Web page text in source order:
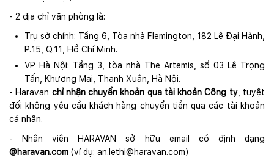
- 2 địa chỉ văn phòng là:
Trụ sở chính: Tầng 6, Tòa nhà Flemington, 182 Lê Đại Hành,
P.15, Q.11, Hồ Chí Minh.
VP Hà Nội: Tầng 3, tòa nhà The Artemis, số 03 Lê Trọng
Tấn, Khương Mai, Thanh Xuân, Hà Nội.
- Haravan chỉ nhận chuyển khoản qua tài khoản Công ty, tuyệt
đối không yêu cầu khách hàng chuyển tiền qua các tài khoản
cá nhân.
- Nhân viên HARAVAN sở hữu email có định dạng
@haravan.com (ví dụ: an.lethi@haravan.com)